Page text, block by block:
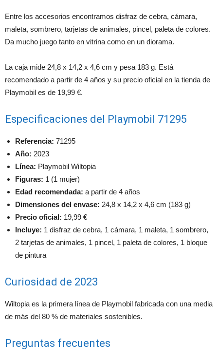
Entre los accesorios encontramos disfraz de cebra, cámara,
maleta, sombrero, tarjetas de animales, pincel, paleta de colores.
Da mucho juego tanto en vitrina como en un diorama.
La caja mide 24,8 x 14,2 x 4,6 cm y pesa 183 g. Está
recomendado a partir de 4 años y su precio oficial en la tienda de
Playmobil es de 19,99 €.
Especificaciones del Playmobil 71295
Referencia: 71295
Año: 2023
Línea: Playmobil Wiltopia
Figuras: 1 (1 mujer)
Edad recomendada: a partir de 4 años
Dimensiones del envase: 24,8 x 14,2 x 4,6 cm (183 g)
Precio oficial: 19,99 €
Incluye: 1 disfraz de cebra, 1 cámara, 1 maleta, 1 sombrero,
2 tarjetas de animales, 1 pincel, 1 paleta de colores, 1 bloque
de pintura
Curiosidad de 2023
Wiltopia es la primera línea de Playmobil fabricada con una media
de más del 80 % de materiales sostenibles.
Preguntas frecuentes